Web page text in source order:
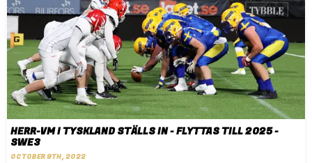
HERR-VM I TYSKLAND STÄLLS IN - FLYTTAS TILL 2025 -
SWE3
OCTOBER 9TH, 2022